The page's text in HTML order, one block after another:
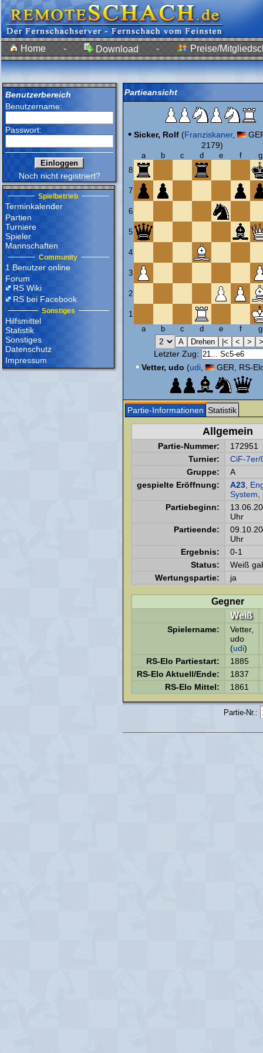
Home - Download - Preise/
Benutzerbereich
Benutzername:
Passwort:
Noch nicht registriert?
Spielbetrieb
Terminkalender
Partien
Turniere
Spieler
Mannschaften
Community
1 Benutzer online
Forum
RS Wiki
RS bei Facebook
Sonstiges
Hilfsmittel
Statistik
Sonstiges
Datenschutz
Impressum
Partieansicht
• Sicker, Rolf(Franziskaner,
2179)
a b c d e f
g
8
7
6
5
4
3
2
1
a
b c d e f g
Letzter Zug:
• Vetter, udo (udi, GER, RS-
Partie-Informationen Statistik
Allgemein
Partie-Nummer:
172951
Turnier:
CiF-7er/
Gruppe:
A
gespielte Eröffnung:
A23 ,
System,
Partiebeginn:
Uhr
Partieende:
Uhr
Ergebnis:
0-1
Status:
Weiß
Wertungspartie:
ja
Gegner
Weiß
Spielername:
Vetter,
udo
(udi)
RS-Elo Partiestart:
1885
RS-Elo Aktuell/Ende:
1837
RS-Elo Mittel:
1861
Partie-Nr.: